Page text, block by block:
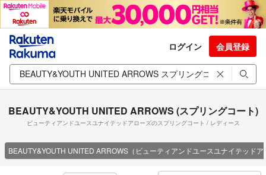
ログイン 会員登録
BEAUTY&YOUTH UNITED ARROWS (スプリングコート)
ビューティアンドユースユナイテッドアローズのスプリングコート / レディース
BEAUTY&YOUTH UNITED ARROWS（ビューティアンドユースユナイテッドア